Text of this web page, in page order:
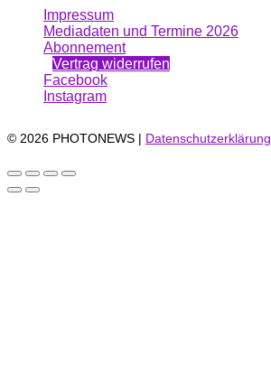
Impressum
Mediadaten und Termine 2026
Abonnement
Vertrag widerrufen
Facebook
Instagram
© 2026 PHOTONEWS | Datenschutzerklärung